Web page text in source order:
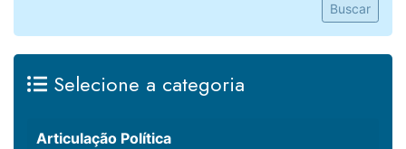
Buscar
Selecione a categoria
Articulação Política